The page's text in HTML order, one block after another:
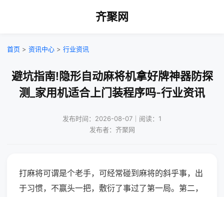
齐聚网
首页 > 资讯中心 > 行业资讯
避坑指南!隐形自动麻将机拿好牌神器防探
测_家用机适合上门装程序吗-行业资讯
发布时间：2026-08-07｜阅读：1
发布者：齐聚网
打麻将可谓是个老手，可经常碰到麻将的斜乎事，出
于习惯，不赢头一把，敷衍了事过了第一局。第二，